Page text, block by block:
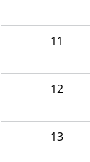
11
12
13